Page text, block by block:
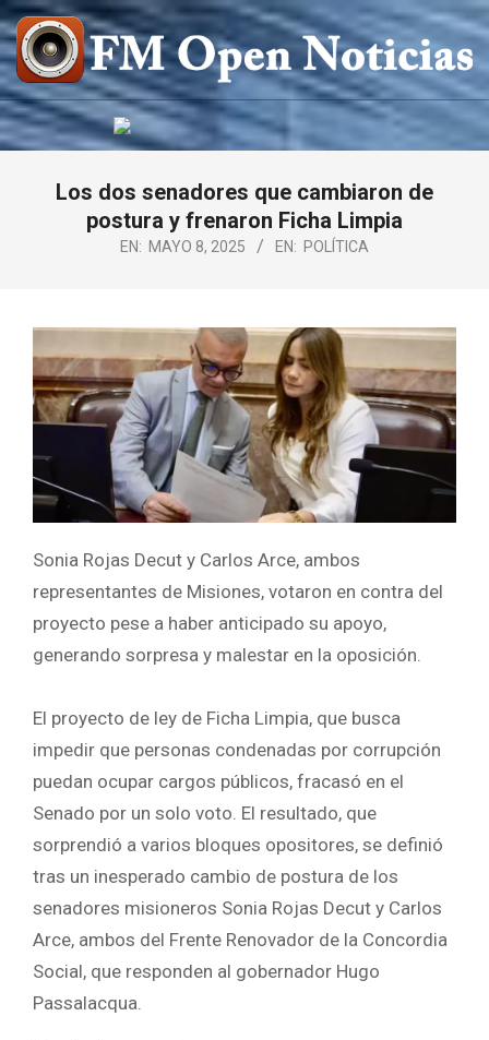
Saltar
al
contenido
FM
OPEN
NOTICIAS
Los dos senadores que cambiaron de
postura y frenaron Ficha Limpia
EN: MAYO 8, 2025 EN: POLÍTICA
Sonia Rojas Decut y Carlos Arce, ambos
representantes de Misiones, votaron en contra del
proyecto pese a haber anticipado su apoyo,
generando sorpresa y malestar en la oposición.
El proyecto de ley de Ficha Limpia, que busca
impedir que personas condenadas por corrupción
puedan ocupar cargos públicos, fracasó en el
Senado por un solo voto. El resultado, que
sorprendió a varios bloques opositores, se definió
tras un inesperado cambio de postura de los
senadores misioneros Sonia Rojas Decut y Carlos
Arce, ambos del Frente Renovador de la Concordia
Social, que responden al gobernador Hugo
Passalacqua.